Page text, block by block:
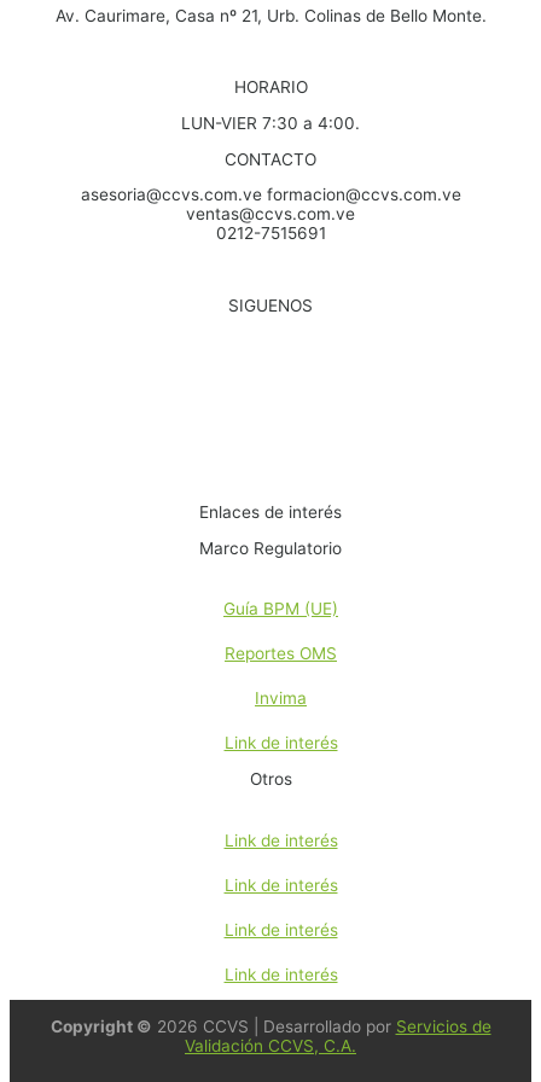
Av. Caurimare, Casa nº 21, Urb. Colinas de Bello Monte.
HORARIO
LUN-VIER 7:30 a 4:00.
CONTACTO
asesoria@ccvs.com.ve formacion@ccvs.com.ve
ventas@ccvs.com.ve
0212-7515691
SIGUENOS
Enlaces de interés
Marco Regulatorio
Guía BPM (UE)
Reportes OMS
Invima
Link de interés
Otros
Link de interés
Link de interés
Link de interés
Link de interés
Copyright © 2026 CCVS | Desarrollado por Servicios de
Validación CCVS, C.A.